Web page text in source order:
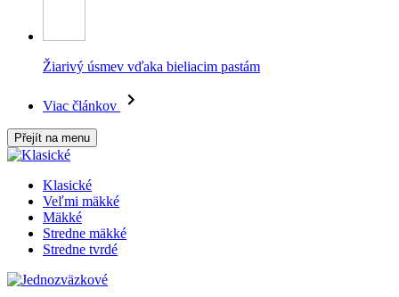
Žiarivý úsmev vďaka bieliacim pastám
Viac článkov
Přejít na menu
Klasické
Veľmi mäkké
Mäkké
Stredne mäkké
Stredne tvrdé